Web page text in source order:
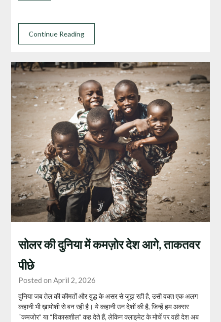
Continue Reading
सोलर की दुनिया में कमज़ोर देश आगे, ताकतवर
पीछे
Posted on April 2, 2026
दुनिया जब तेल की कीमतों और युद्ध के असर से जूझ रही है, उसी वक्त एक अलग
कहानी भी ख़ामोशी से बन रही है। ये कहानी उन देशों की है, जिन्हें हम अक्सर
“कमजोर” या “विकासशील” कह देते हैं, लेकिन क्लाइमेट के मोर्चे पर वही देश अब